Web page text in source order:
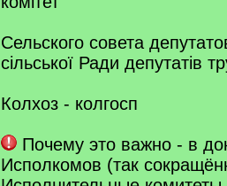
Сельского совета
сільської Ради депутатів
Колхоз - колгосп
Почему это важно - в
Исполкомов (так